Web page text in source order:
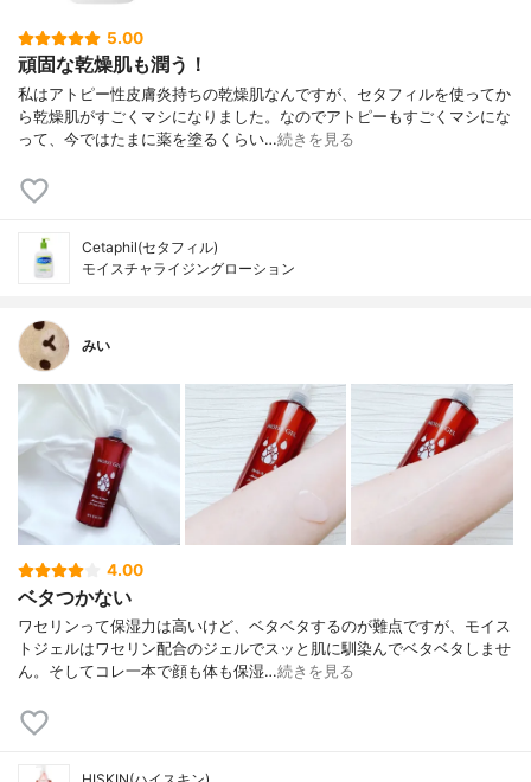
5.00
頑固な乾燥肌も潤う！
私はアトピー性皮膚炎持ちの乾燥肌なんですが、セタフィルを使ってか
ら乾燥肌がすごくマシになりました。なのでアトピーもすごくマシにな
って、今ではたまに薬を塗るくらい…続きを見る
Cetaphil(セタフィル)
モイスチャライジングローション
みい
4.00
ベタつかない
ワセリンって保湿力は高いけど、ベタベタするのが難点ですが、モイス
トジェルはワセリン配合のジェルでスッと肌に馴染んでベタベタしませ
ん。そしてコレ一本で顔も体も保湿…続きを見る